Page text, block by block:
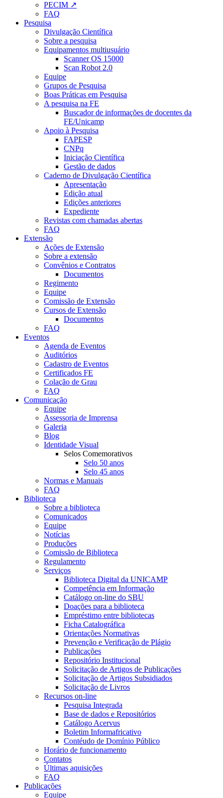
PECIM ↗
FAQ
Pesquisa
Divulgação Científica
Sobre a pesquisa
Equipamentos multiusuário
Scanner OS 15000
Scan Robot 2.0
Equipe
Grupos de Pesquisa
Boas Práticas em Pesquisa
A pesquisa na FE
Buscador de informações de docentes da
FE/Unicamp
Apoio à Pesquisa
FAPESP
CNPq
Iniciação Científica
Gestão de dados
Caderno de Divulgação Científica
Apresentação
Edição atual
Edições anteriores
Expediente
Revistas com chamadas abertas
FAQ
Extensão
Ações de Extensão
Sobre a extensão
Convênios e Contratos
Documentos
Regimento
Equipe
Comissão de Extensão
Cursos de Extensão
Documentos
FAQ
Eventos
Agenda de Eventos
Auditórios
Cadastro de Eventos
Certificados FE
Colação de Grau
FAQ
Comunicação
Equipe
Assessoria de Imprensa
Galeria
Blog
Identidade Visual
Selos Comemorativos
Selo 50 anos
Selo 45 anos
Normas e Manuais
FAQ
Biblioteca
Sobre a biblioteca
Comunicados
Equipe
Notícias
Produções
Comissão de Biblioteca
Regulamento
Serviços
Biblioteca Digital da UNICAMP
Competência em Informação
Catálogo on-line do SBU
Doações para a biblioteca
Empréstimo entre bibliotecas
Ficha Catalográfica
Orientações Normativas
Prevenção e Verificação de Plágio
Publicações
Repositório Institucional
Solicitação de Artigos de Publicações
Solicitação de Artigos Subsidiados
Solicitação de Livros
Recursos on-line
Pesquisa Integrada
Base de dados e Repositórios
Catálogo Acervus
Boletim Informafricativo
Contéudo de Domínio Público
Horário de funcionamento
Contatos
Últimas aquisições
FAQ
Publicações
Equipe